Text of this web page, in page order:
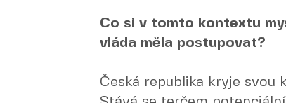
Co si v tomto kontextu
vláda měla postupovat?
Česká republika kryje svou